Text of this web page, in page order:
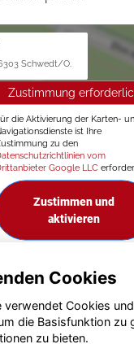
Schwedt/O.
Zustimmung
die Aktivierung der Karten-
ist Ihre
zu den
vom
Google LLC
Zustimmen und
aktivieren
GmbH
Cookies
verwendet Cookies
die Basisfunktion zu
zu bieten.